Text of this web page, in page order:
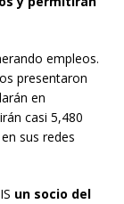
empleos.
presentaron
en
casi 5,480
sus redes
un socio del